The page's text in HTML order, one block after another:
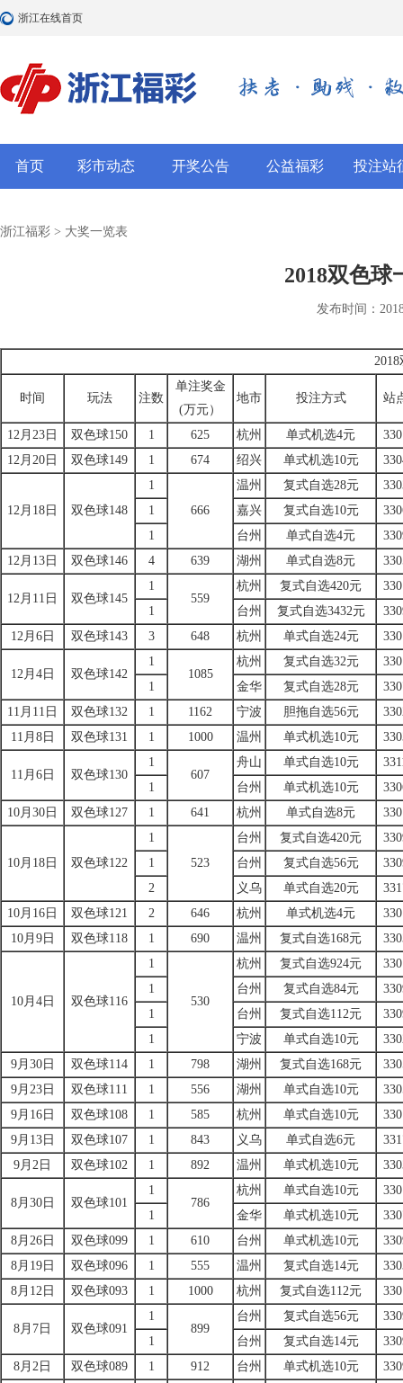
浙江在线首页
首页 彩市动态 开奖公告 公益福彩 投注站
浙江福彩 > 大奖一览表
2018双色球
发布时间：
时间 玩法 注数
单注奖金
(万元）
地市 投注方式 站
12月23日 双色球150 1 625 杭州 单式机选4元
12月20日
双色球149 1 674 绍兴 单式机选10元
12月18日 双色球148
1
666
温州 复式自选28元
1
嘉兴 复式自选10元
1
台州 单式自选4元
12月13日
双色球146 4 639 湖州 单式自选8元
12月11日 双色球145
1
559
杭州 复式自选420元
1
台州 复式自选3432元
12月6日
双色球143 3 648 杭州 单式自选24元
12月4日 双色球142
1
1085
杭州 复式自选32元
1
金华 复式自选28元
11月11日
双色球132 1 1162 宁波 胆拖自选56元
11月8日
双色球131 1 1000 温州 单式机选10元
11月6日 双色球130
1
607
舟山 单式自选10元
1
台州 单式机选10元
10月30日
双色球127 1 641 杭州 单式自选8元
10月18日 双色球122
1
523
台州 复式自选420元
1
台州 复式自选56元
2
义乌 单式自选20元
10月16日
双色球121 2 646 杭州 单式机选4元
10月9日
双色球118 1 690 温州 复式自选168元
10月4日 双色球116
1
530
杭州 复式自选924元
1
台州 复式自选84元
1
台州 复式自选112元
1
宁波 单式自选10元
9月30日
双色球114 1 798 湖州 复式自选168元
9月23日
双色球111 1 556 湖州 单式自选10元
9月16日
双色球108 1 585 杭州 单式自选10元
9月13日
双色球107 1 843 义乌 单式自选6元
9月2日
双色球102 1 892 温州 单式机选10元
8月30日 双色球101
1
786
杭州 单式自选10元
1
金华 单式机选10元
8月26日
双色球099 1 610 台州 单式机选10元
8月19日
双色球096 1 555 温州 复式自选14元
8月12日
双色球093 1 1000 杭州 复式自选112元
8月7日 双色球091
1
899
台州 复式自选56元
1
台州 复式自选14元
8月2日
双色球089 1 912 台州 单式机选10元